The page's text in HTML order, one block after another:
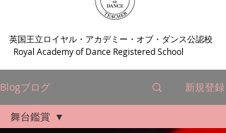
​英国王立ロイヤル・アカデミー・オブ・ダンス公認校
Royal Academy of Dance Registered School
Blogブログ 新規登録
舞台鑑賞